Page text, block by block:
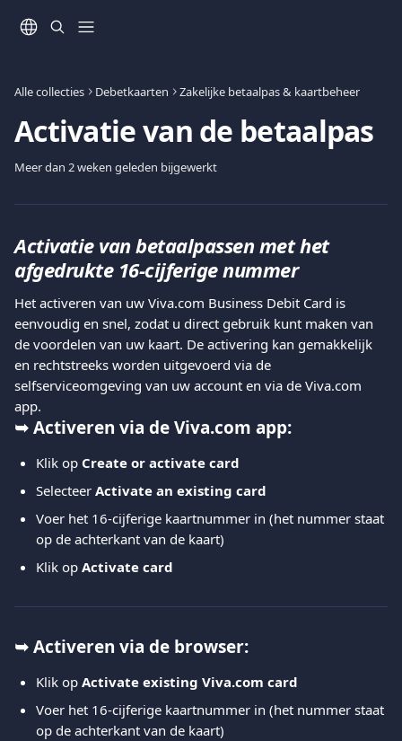
Alle collecties Debetkaarten Zakelijke betaalpas & kaartbeheer
Activatie van de betaalpas
Meer dan 2 weken geleden bijgewerkt
Activatie van betaalpassen met het
afgedrukte 16-cijferige nummer
Het activeren van uw Viva.com Business Debit Card is
eenvoudig en snel, zodat u direct gebruik kunt maken van
de voordelen van uw kaart. De activering kan gemakkelijk
en rechtstreeks worden uitgevoerd via de
selfserviceomgeving van uw account en via de Viva.com
app.
➥ Activeren via de Viva.com app:
Klik op Create or activate card
Selecteer Activate an existing card
Voer het 16-cijferige kaartnummer in (het nummer staat
op de achterkant van de kaart)
Klik op Activate card
➥ Activeren via de browser:
Klik op Activate existing Viva.com card
Voer het 16-cijferige kaartnummer in (het nummer staat
op de achterkant van de kaart)